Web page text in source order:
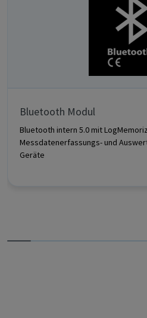
Bluetooth Modul
Bluetooth intern 5.0 mit
Messdatenerfassungs- und
Geräte